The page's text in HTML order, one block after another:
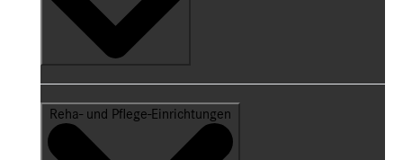
Reha- und Pflege-Einrichtungen